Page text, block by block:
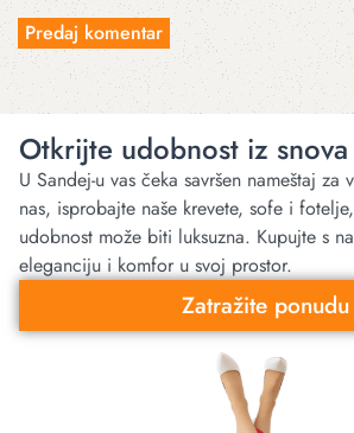
Otkrijte udobnost iz snova
U Sandej-u vas čeka savršen nameštaj za
nas, isprobajte naše krevete, sofe i
udobnost može biti luksuzna. Kupujte s
eleganciju i komfor u svoj prostor.
Zatražite ponudu